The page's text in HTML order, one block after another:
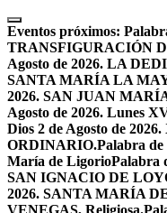
Skip
to
content
Eventos próximos:
TRANSFIGURACIÓN
Agosto de 2026. LA
SANTA MARÍA LA
2026. SAN JUAN
Agosto de 2026. Lunes
Dios 2 de Agosto de
ORDINARIO.Palabra de
María de LigorioPalabra
SAN IGNACIO DE
2026. SANTA MARÍA
VENEGAS, Religiosa.